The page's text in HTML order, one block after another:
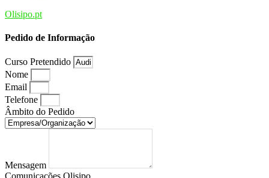
Olisipo.pt
Pedido de Informação
Curso Pretendido
Nome
Email
Telefone
Âmbito do Pedido
Mensagem